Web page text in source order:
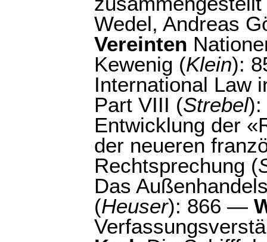
Wedel, Andreas
Vereinten
Kewenig (Klein):
International Law
Part VIII (Strebel
Entwicklung der
der neueren
Rechtsprechung (
Das
(Heuser): 866 —